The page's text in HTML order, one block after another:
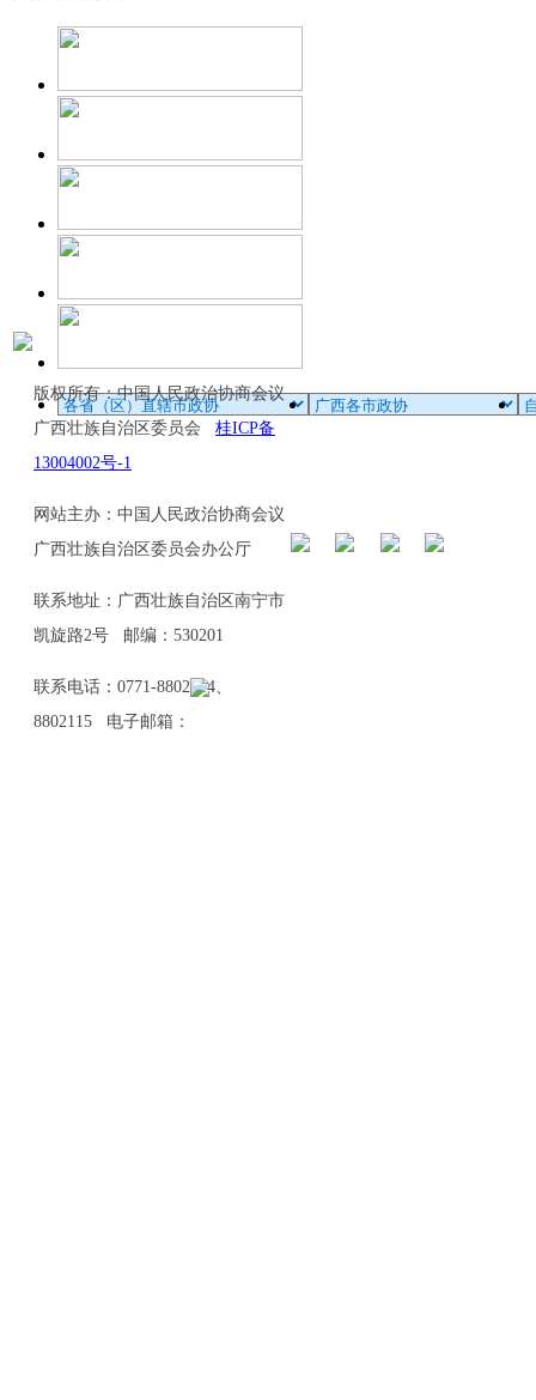
版权所有：中国人民政治协商会议
广西壮族自治区委员会 桂ICP备
13004002号-1
网站主办：中国人民政治协商会议
广西壮族自治区委员会办公厅
联系地址：广西壮族自治区南宁市
凯旋路2号 邮编：530201
联系电话：0771-8802114、
8802115 电子邮箱：